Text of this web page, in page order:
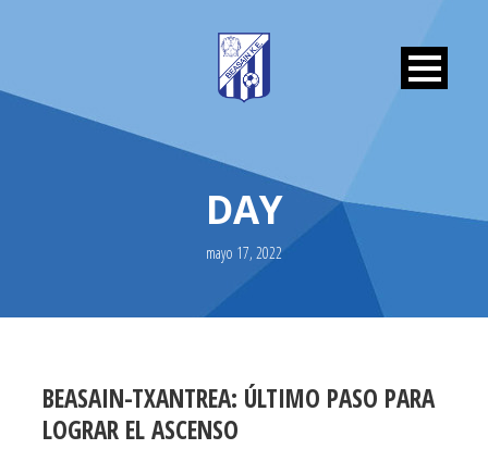
DAY
mayo 17, 2022
BEASAIN-TXANTREA: ÚLTIMO PASO PARA
LOGRAR EL ASCENSO